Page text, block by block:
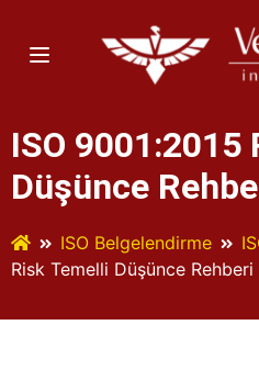
ISO 9001:2015
Düşünce
ISO Belgelendirme
Risk Temelli Düşünce Rehberi